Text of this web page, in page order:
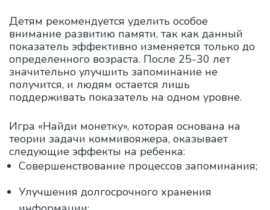
Детям рекомендуется уделить особое
внимание развитию памяти, так как данный
показатель эффективно изменяется только до
определенного возраста. После 25-30 лет
значительно улучшить запоминание не
получится, и людям остается лишь
поддерживать показатель на одном уровне.
Игра «Найди монетку», которая основана на
теории задачи коммивояжера, оказывает
следующие эффекты на ребенка:
Совершенствование процессов запоминания;
Улучшения долгосрочного хранения